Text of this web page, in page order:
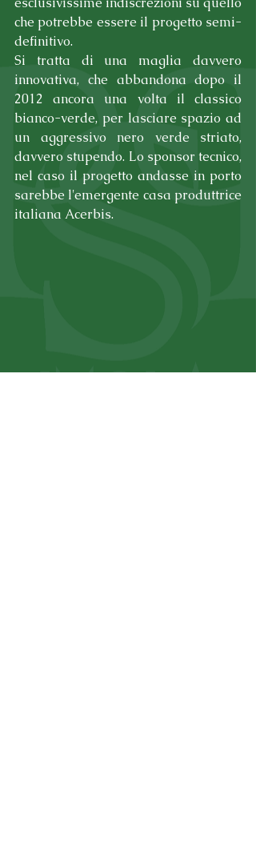
che potrebbe essere il progetto semi-
definitivo.
Si tratta di una maglia davvero
innovativa, che abbandona dopo il
2012 ancora una volta il classico
bianco-verde, per lasciare spazio ad
un aggressivo nero verde striato,
davvero stupendo. Lo sponsor tecnico,
nel caso il progetto andasse in porto
sarebbe l'emergente casa produttrice
italiana Acerbis.